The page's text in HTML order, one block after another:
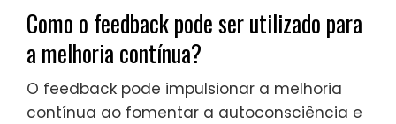
Como o feedback pode ser utilizado para
a melhoria contínua?
O feedback pode impulsionar a melhoria
contínua ao fomentar a autoconsciência e